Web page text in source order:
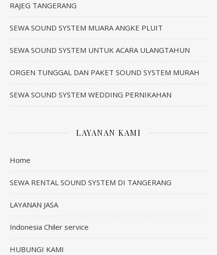
RAJEG TANGERANG
SEWA SOUND SYSTEM MUARA ANGKE PLUIT
SEWA SOUND SYSTEM UNTUK ACARA ULANGTAHUN
ORGEN TUNGGAL DAN PAKET SOUND SYSTEM MURAH
SEWA SOUND SYSTEM WEDDING PERNIKAHAN
LAYANAN KAMI
Home
SEWA RENTAL SOUND SYSTEM DI TANGERANG
LAYANAN JASA
Indonesia Chiler service
HUBUNGI KAMI